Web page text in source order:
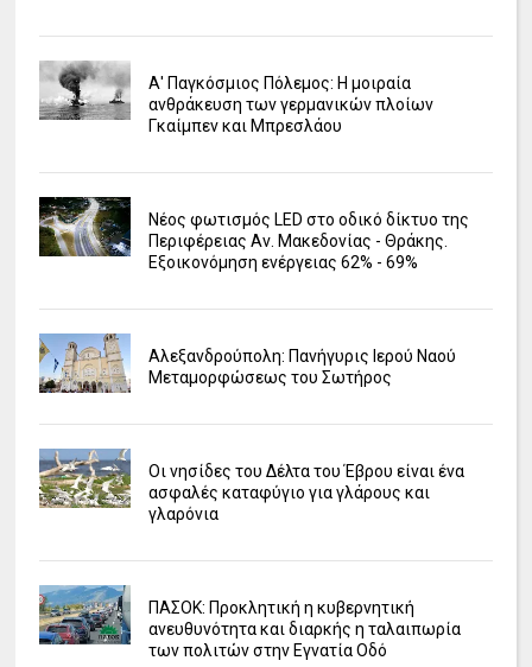
Α' Παγκόσμιος Πόλεμος: Η μοιραία
ανθράκευση των γερμανικών πλοίων
Γκαίμπεν και Μπρεσλάου
Νέος φωτισμός LED στο οδικό δίκτυο της
Περιφέρειας Αν. Μακεδονίας - Θράκης.
Εξοικονόμηση ενέργειας 62% - 69%
Αλεξανδρούπολη: Πανήγυρις Ιερού Ναού
Μεταμορφώσεως του Σωτήρος
Οι νησίδες του Δέλτα του Έβρου είναι ένα
ασφαλές καταφύγιο για γλάρους και
γλαρόνια
ΠΑΣΟΚ: Προκλητική η κυβερνητική
ανευθυνότητα και διαρκής η ταλαιπωρία
των πολιτών στην Εγνατία Οδό